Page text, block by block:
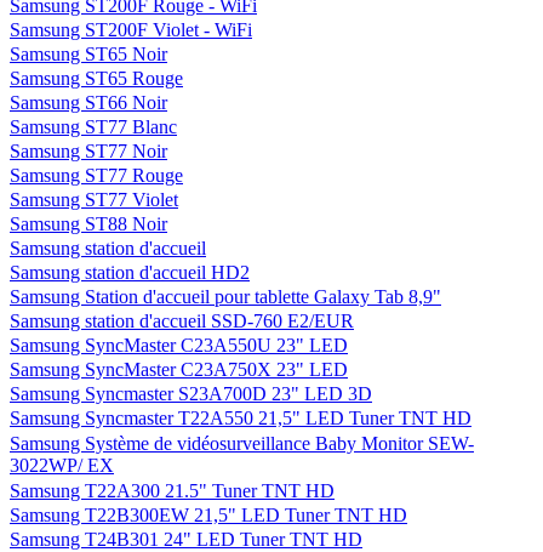
Samsung ST200F Rouge - WiFi
Samsung ST200F Violet - WiFi
Samsung ST65 Noir
Samsung ST65 Rouge
Samsung ST66 Noir
Samsung ST77 Blanc
Samsung ST77 Noir
Samsung ST77 Rouge
Samsung ST77 Violet
Samsung ST88 Noir
Samsung station d'accueil
Samsung station d'accueil HD2
Samsung Station d'accueil pour tablette Galaxy Tab 8,9"
Samsung station d'accueil SSD-760 E2/EUR
Samsung SyncMaster C23A550U 23" LED
Samsung SyncMaster C23A750X 23" LED
Samsung Syncmaster S23A700D 23" LED 3D
Samsung Syncmaster T22A550 21,5" LED Tuner TNT HD
Samsung Système de vidéosurveillance Baby Monitor SEW-
3022WP/ EX
Samsung T22A300 21.5" Tuner TNT HD
Samsung T22B300EW 21,5" LED Tuner TNT HD
Samsung T24B301 24" LED Tuner TNT HD